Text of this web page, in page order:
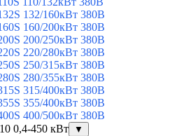
132/160кВт 380В
160/200кВт 380В
200/250кВт 380В
220/280кВт 380В
250/315кВт 380В
280/355кВт 380В
315/400кВт 380В
355/400кВт 380В
400/500кВт 380В
0,4-450 кВт
▼